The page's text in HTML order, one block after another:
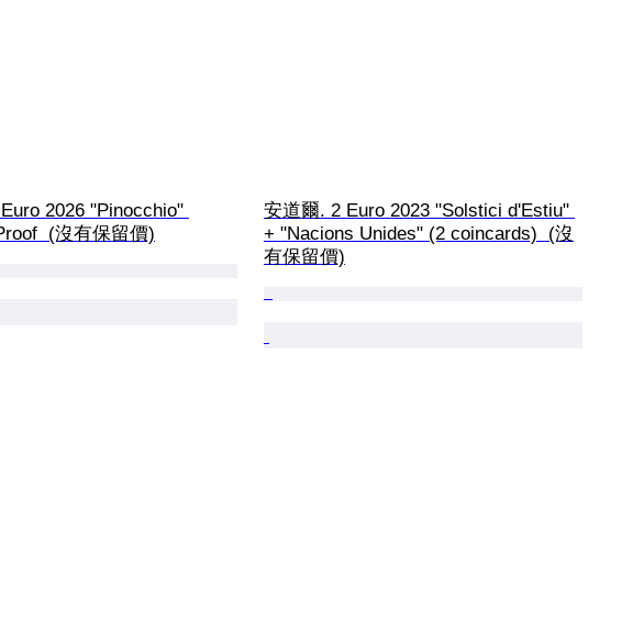
2026 "Pinocchio"
(沒有保留價)
安道爾. 2 Euro 2023 "Solstici d'Estiu"
+ "Nacions Unides" (2 coincards)  (沒
有保留價)